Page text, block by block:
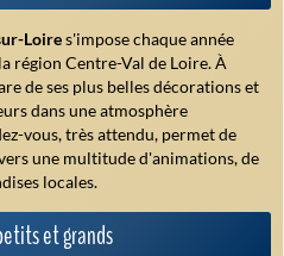
Loires'impose chaque année
région Centre-Val de Loire. À
de ses plus belles décorations et
dans une atmosphère
vous, très attendu, permet de
une multitude d'animations, de
locales.
et grands